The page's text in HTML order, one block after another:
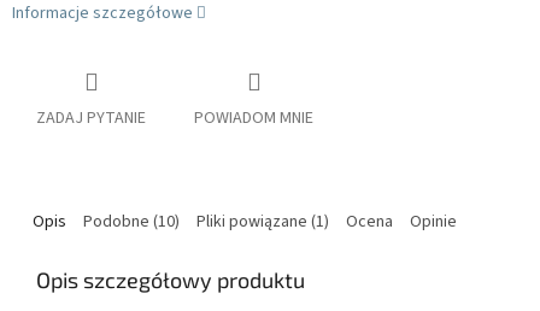
Informacje szczegółowe
ZADAJ PYTANIE POWIADOM MNIE
Opis Podobne (10) Pliki powiązane (1) Ocena Opinie
Opis szczegółowy produktu